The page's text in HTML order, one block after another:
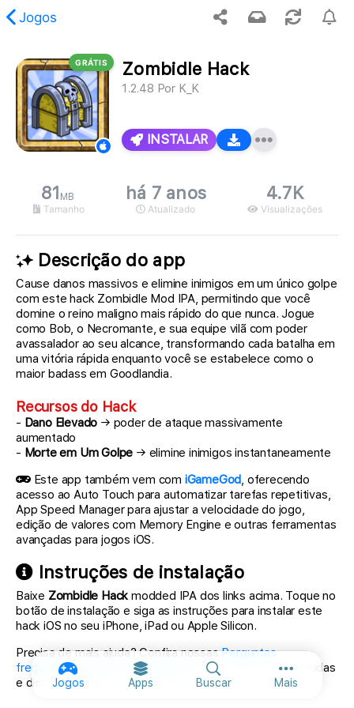
Jogos
Jogos Apps Buscar MaisMais
conteúdo solicitado não foi encontrado.
GRÁTIS Zombidle Hack
1.2.48 Por K_K
INSTALAR
81 MB
Tamanho
há 7 anos
Atualizado
4.7K
Visualizações
Descrição do app
Cause danos massivos e elimine inimigos em um único golpe
com este hack Zombidle Mod IPA, permitindo que você
domine o reino maligno mais rápido do que nunca. Jogue
como Bob, o Necromante, e sua equipe vilã com poder
avassalador ao seu alcance, transformando cada batalha em
uma vitória rápida enquanto você se estabelece como o
maior badass em Goodlandia.
Recursos do Hack
- Dano Elevado → poder de ataque massivamente
aumentado
- Morte em Um Golpe → elimine inimigos instantaneamente
Este app também vem com iGameGod, oferecendo
acesso ao Auto Touch para automatizar tarefas repetitivas,
App Speed Manager para ajustar a velocidade do jogo,
edição de valores com Memory Engine e outras ferramentas
avançadas para jogos iOS.
Instruções de instalação
Baixe Zombidle Hack modded IPA dos links acima. Toque no
botão de instalação e siga as instruções para instalar este
hack iOS no seu iPhone, iPad ou Apple Silicon.
Precisa de mais ajuda? Confira nossasPerguntas
frequentes sobre o app iOSGods
para respostas detalhadas
e dicas de solução de problemas.